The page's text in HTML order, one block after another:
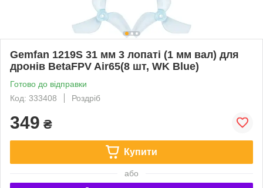
Gemfan 1219S 31 мм 3 лопаті (1 мм вал) для
дронів BetaFPV Air65(8 шт, WK Blue)
Готово до відправки
Код: 333408
Роздріб
349 ₴
Купити
або